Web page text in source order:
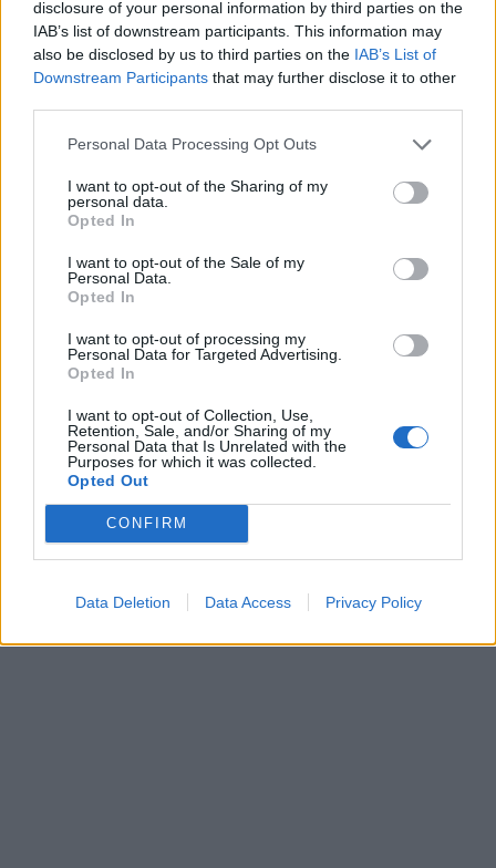
disclosure of your personal information by third parties on the
IAB’s list of downstream participants. This information may
also be disclosed by us to third parties on the IAB’s List of
Downstream Participants that may further disclose it to other
Personal Data Processing Opt Outs
I want to opt-out of the Sharing of my
personal data.
Opted In
I want to opt-out of the Sale of my
Personal Data.
Opted In
I want to opt-out of processing my
Personal Data for Targeted Advertising.
Opted In
I want to opt-out of Collection, Use,
Retention, Sale, and/or Sharing of my
Personal Data that Is Unrelated with the
Purposes for which it was collected.
Opted Out
CONFIRM
Data Deletion Data Access Privacy Policy